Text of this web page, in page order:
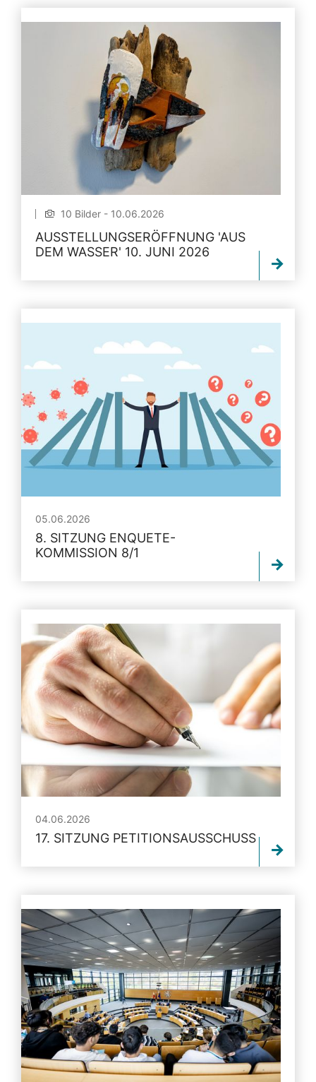
10 Bilder - 10.06.2026
AUSSTELLUNGSERÖFFNUNG 'AUS
DEM WASSER' 10. JUNI 2026
05.06.2026
8. SITZUNG ENQUETE-
KOMMISSION 8/1
04.06.2026
17. SITZUNG PETITIONSAUSSCHUSS